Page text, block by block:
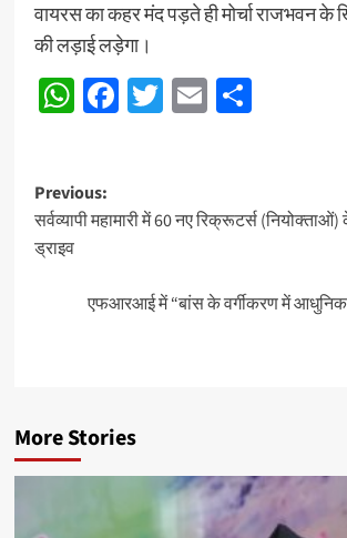
वायरस का कहर मंद पड़ते ही मोर्चा राजभवन
की लड़ाई लड़ेगा।
WhatsApp
Facebook
Twitter
EmailShare
Post
navigation
Previous:
सर्वव्यापी महामारी में 60 नए रिक्रूटर्स
ड्राइव
एफआरआई में “बांस के वर्गीकरण में आधुनिक
More Stories